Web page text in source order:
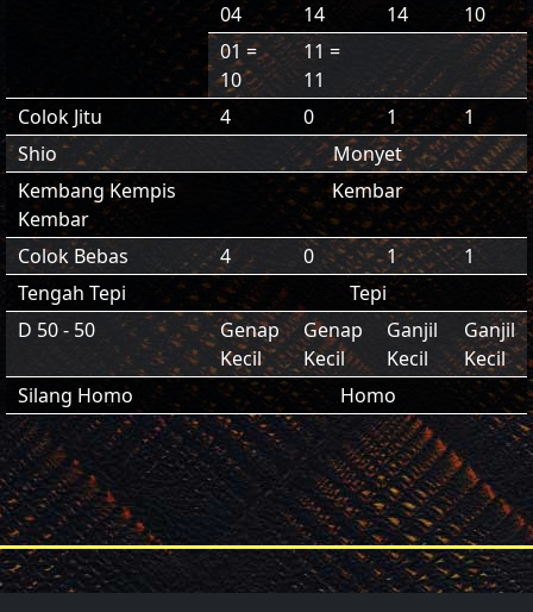
04
14
14
10
01 =
10
11 =
11
Colok Jitu
4 0 1
1
Shio
Monyet
Kembang Kempis
Kembar
Kembar
Colok Bebas 4 0 1
1
Tengah Tepi
Tepi
D 50 - 50
Genap
Kecil
Genap
Kecil
Ganjil
Kecil
Ganjil
Kecil
Silang Homo
Homo